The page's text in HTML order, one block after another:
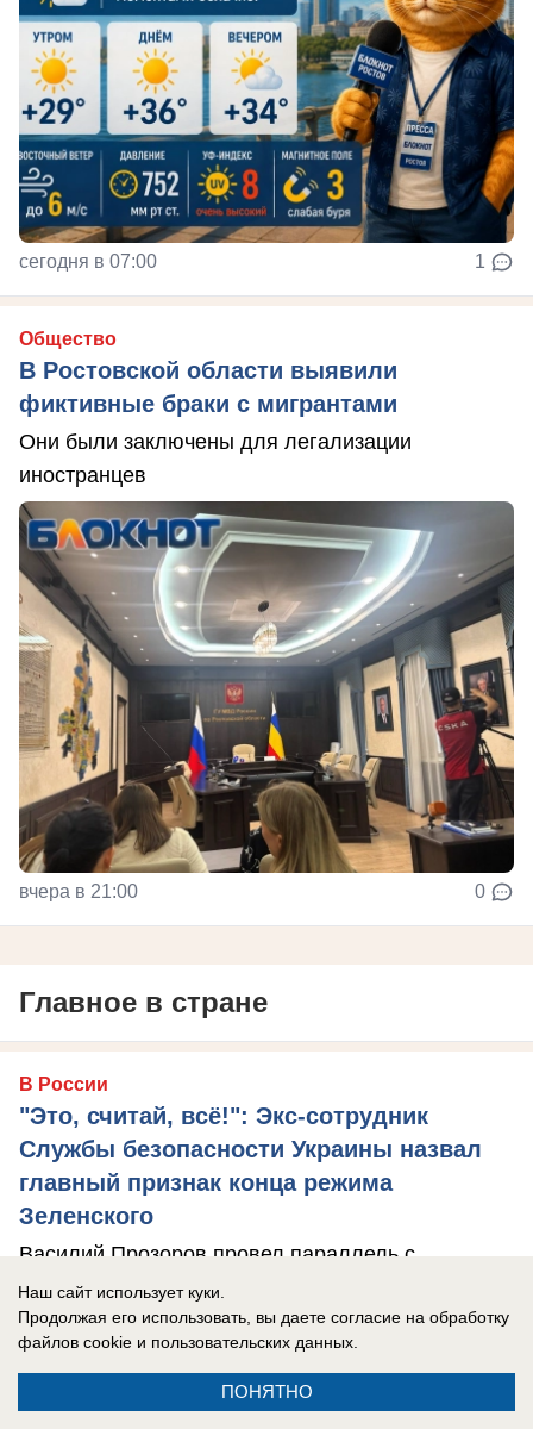
сегодня в 07:00 1
Общество
В Ростовской области выявили
фиктивные браки с мигрантами
Они были заключены для легализации
иностранцев
вчера в 21:00 0
Главное в стране
В России
"Это, считай, всё!": Экс-сотрудник
Службы безопасности Украины назвал
главный признак конца режима
Зеленского
Василий Прозоров провел параллель с
аналогичной ситуацией в истории прошлого
века, который один в один напоминает то, что ...
Наш сайт использует куки.
Продолжая его использовать, вы даете согласие на обработку
файлов cookie и пользовательских данных.
ПОНЯТНО